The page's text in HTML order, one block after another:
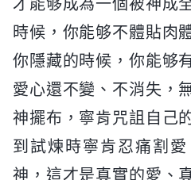
時候，你能够不體貼肉
你隱藏的時候，你能够
愛心還不變、不消失，
神擺布，寧肯咒詛自己
到試煉時寧肯忍痛割
神，這才是真實的愛、